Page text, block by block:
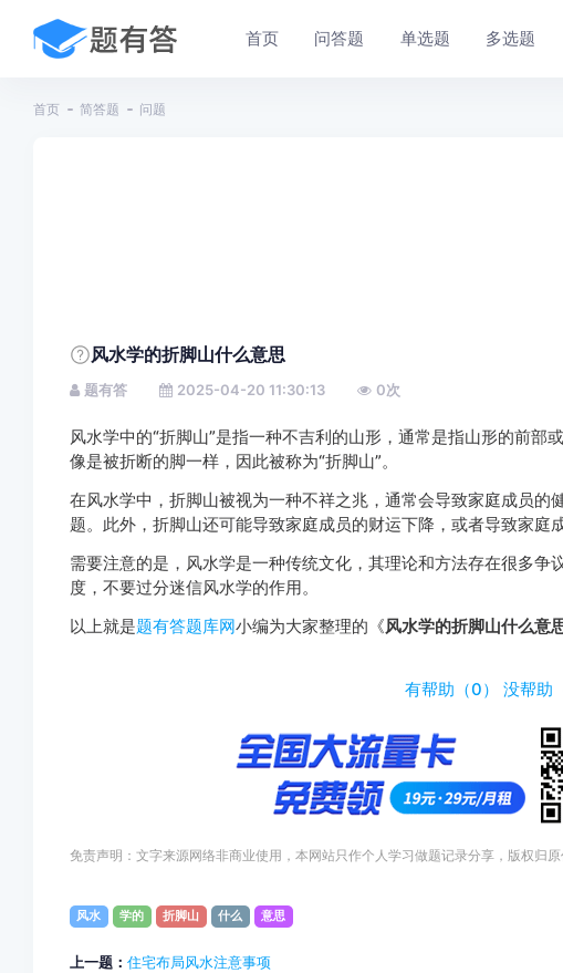
首页 问答题 单选题 多选题
首页 简答题 问题
风水学的折脚山什么意思
题有答 2025-04-20 11:30:13 0次
风水学中的“折脚山”是指一种不吉利的山形，通常是指山形的前部
像是被折断的脚一样，因此被称为“折脚山”。
在风水学中，折脚山被视为一种不祥之兆，通常会导致家庭成员的
题。此外，折脚山还可能导致家庭成员的财运下降，或者导致家庭
需要注意的是，风水学是一种传统文化，其理论和方法存在很多
度，不要过分迷信风水学的作用。
以上就是题有答题库网小编为大家整理的《风水学的折脚山什么意
有帮助（0） 没帮助
免责声明：文字来源网络非商业使用，本网站只作个人学习做题记录分享，版权归原
风水 学的 折脚山 什么 意思
上一题： 住宅布局风水注意事项